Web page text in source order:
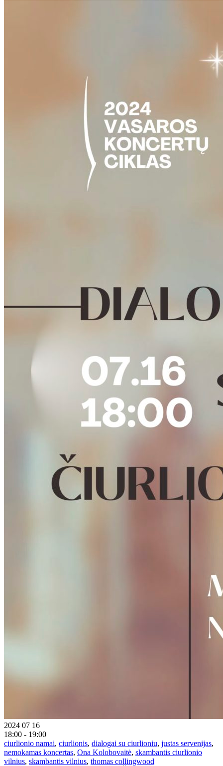
2024 07 16
18:00 - 19:00
ciurlionio namai, ciurlionis, dialogai su ciurlioniu, justas servenijas,
nemokamas koncertas, Ona Kolobovaitė, skambantis ciurlionio
vilnius, skambantis vilnius, thomas collingwood